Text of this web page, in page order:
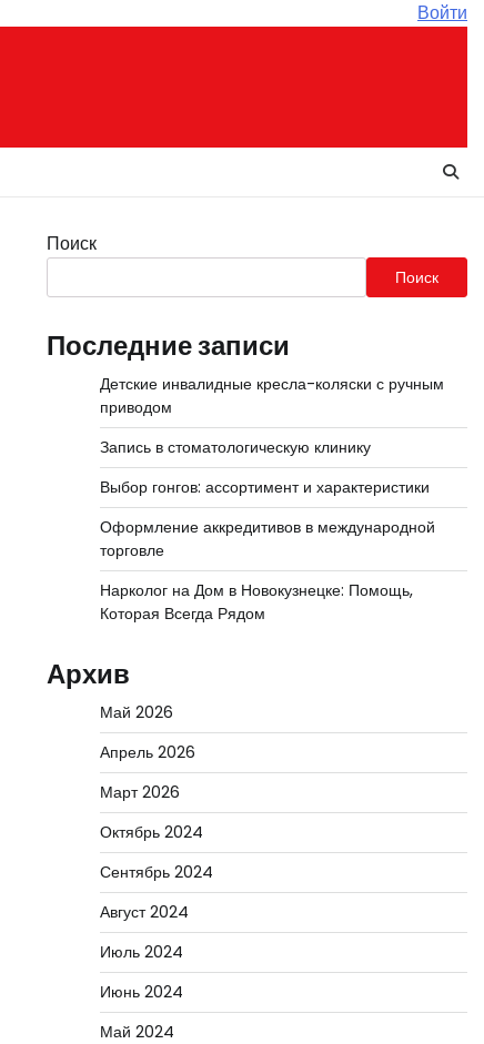
Войти
Поиск
Поиск
Последние записи
Детские инвалидные кресла-коляски с ручным
приводом
Запись в стоматологическую клинику
Выбор гонгов: ассортимент и характеристики
Оформление аккредитивов в международной
торговле
Нарколог на Дом в Новокузнецке: Помощь,
Которая Всегда Рядом
Архив
Май 2026
Апрель 2026
Март 2026
Октябрь 2024
Сентябрь 2024
Август 2024
Июль 2024
Июнь 2024
Май 2024